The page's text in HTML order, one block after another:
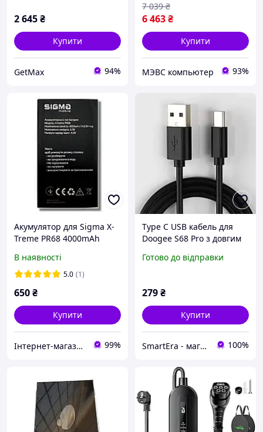
2 645₴
Купити
GetMax 94%
6 463₴
7 039 ₴
Купити
МЭВС компьютер 93%
Акумулятор для Sigma X-
Treme PR68 4000mAh
В наявності
5.0 (1)
650₴
Купити
Інтернет-магазин Мир Моби 99%
Type C USB кабель для
Doogee S68 Pro з довгим
Готово до відправки
279₴
Купити
SmartEra - магазин мобільних аксесуарів та корисних дрібниць 100%